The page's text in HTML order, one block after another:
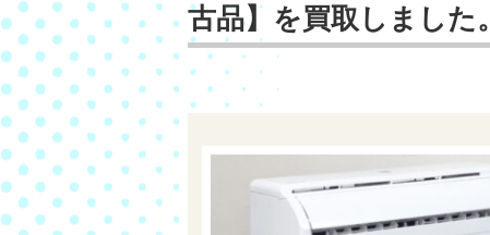
古品】を買取しました。